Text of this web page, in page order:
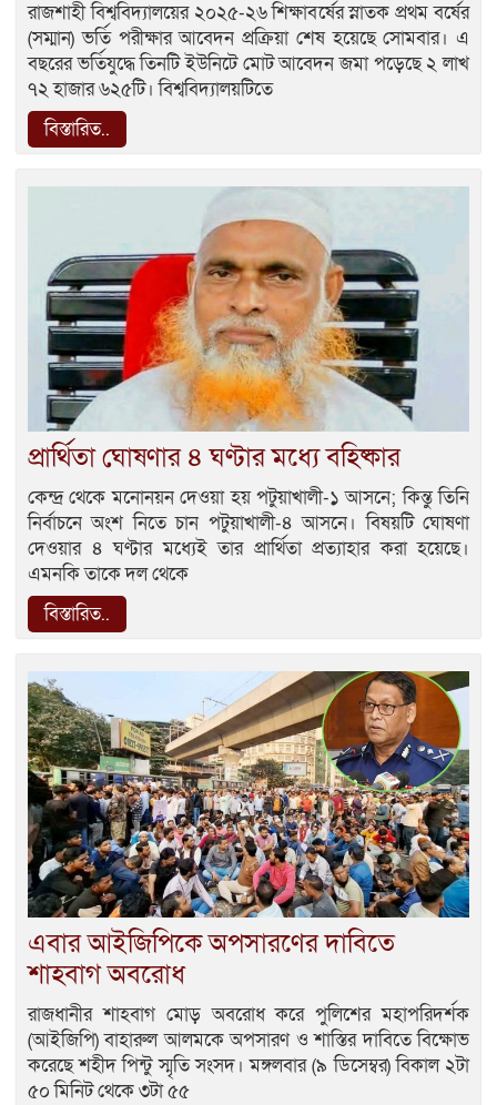
রাজশাহী বিশ্ববিদ্যালয়ের ২০২৫-২৬ শিক্ষাবর্ষের স্নাতক প্রথম বর্ষের
(সম্মান) ভর্তি পরীক্ষার আবেদন প্রক্রিয়া শেষ হয়েছে সোমবার। এ
বছরের ভর্তিযুদ্ধে তিনটি ইউনিটে মোট আবেদন জমা পড়েছে ২ লাখ
৭২ হাজার ৬২৫টি। বিশ্ববিদ্যালয়টিতে
বিস্তারিত..
প্রার্থিতা ঘোষণার ৪ ঘণ্টার মধ্যে বহিষ্কার
কেন্দ্র থেকে মনোনয়ন দেওয়া হয় পটুয়াখালী-১ আসনে; কিন্তু তিনি
নির্বাচনে অংশ নিতে চান পটুয়াখালী-৪ আসনে। বিষয়টি ঘোষণা
দেওয়ার ৪ ঘণ্টার মধ্যেই তার প্রার্থিতা প্রত্যাহার করা হয়েছে।
এমনকি তাকে দল থেকে
বিস্তারিত..
এবার আইজিপিকে অপসারণের দাবিতে
শাহবাগ অবরোধ
রাজধানীর শাহবাগ মোড় অবরোধ করে পুলিশের মহাপরিদর্শক
(আইজিপি) বাহারুল আলমকে অপসারণ ও শাস্তির দাবিতে বিক্ষোভ
করেছে শহীদ পিন্টু স্মৃতি সংসদ। মঙ্গলবার (৯ ডিসেম্বর) বিকাল ২টা
৫০ মিনিট থেকে ৩টা ৫৫